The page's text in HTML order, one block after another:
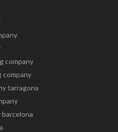
company
company
tarragona